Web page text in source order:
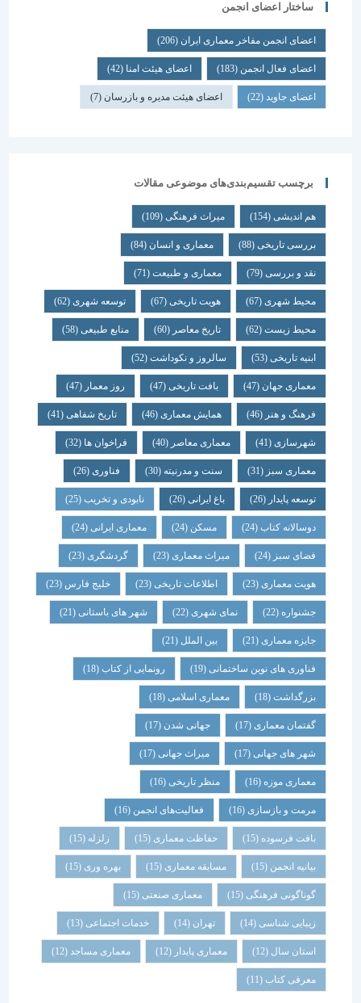
ساختار اعضای انجمن
اعضای انجمن مفاخر معماری ایران (206)
اعضای فعال انجمن(183) اعضای هیئت امنا(42)
اعضای جاوید(22) اعضای هیئت مدیره و بازرسان(7)
برچسب تقسیم‌بندی‌های موضوعی مقالات
هم اندیشی (154) میراث فرهنگی (109)
بررسی تاریخی (88) معماری و انسان (84)
نقد و بررسی (79) معماری و طبیعت (71)
محیط شهری(67) هویت تاریخی(67) توسعه شهری(62)
محیط زیست(62) تاریخ معاصر(60) منابع طبیعی(58)
ابنیه تاریخی(53) سالروز و نکوداشت(52)
معماری جهان (47) بافت تاریخی(47) روز معمار(47)
فرهنگ و هنر(46) همایش معماری (46) تاریخ شفاهی (41)
شهرسازی(41) معماری معاصر(40) فراخوان ها (32)
معماری سبز(31) سنت و مدرنیته(30) فناوری (26)
توسعه پایدار(26) باغ ایرانی(26) نابودی و تخریب(25)
دوسالانه کتاب(24) مسکن (24) معماری ایرانی(24)
فضای سبز(24) میراث معماری (23) گردشگری (23)
هویت معماری (23) اطلاعات تاریخی(23) خلیج فارس(23)
جشنواره(22) نمای شهری(22) شهر های باستانی (21)
جایزه معماری (21) بین الملل(21)
فناوری های نوین ساختمانی(19) رونمایی از کتاب (18)
بزرگداشت (18) معماری اسلامی(18)
گفتمان معماری (17) جهانی شدن(17)
شهر های جهانی(17) میراث جهانی(17)
معماری موزه(16) منظر تاریخی (16)
مرمت و بازسازی(16) فعالیت‌های انجمن(16)
بافت فرسوده (15) حفاظت معماری (15) زلزله
بیانیه انجمن(15) مسابقه معماری (15) بهره وری(15)
گوناگونی فرهنگی (15) معماری صنعتی(15)
زیبایی شناسی (14) تهران خدمات اجتماعی (13)
استان سال(12) معماری پایدار (12) معماری مساجد(12)
معرفی کتاب(11)